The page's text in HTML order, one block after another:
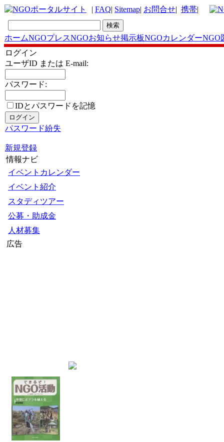
| FAQ| Sitemap| お問合せ| 携帯|
ホームNGOプレスNGOお知らせ掲示板NGOカレンダーNGO
ログイン
ユーザID または E-mail:
パスワード:
IDとパスワードを記憶
パスワード紛失
新規登録
情報ナビ
イベントカレンダー
イベント紹介
スタディツアー
公募・助成金
人材募集
広告